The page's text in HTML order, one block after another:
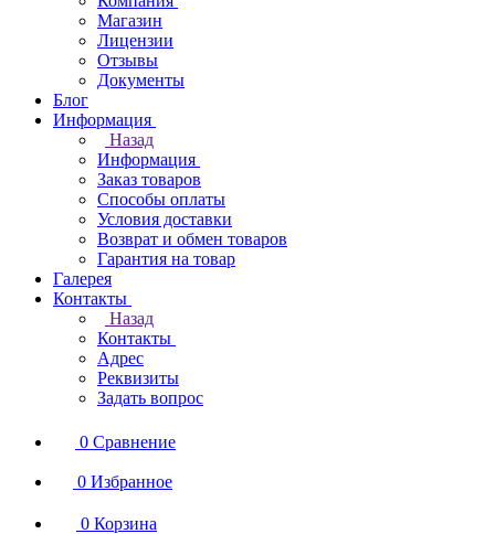
Магазин
Лицензии
Отзывы
Документы
Блог
Информация
Назад
Информация
Заказ товаров
Способы оплаты
Условия доставки
Возврат и обмен товаров
Гарантия на товар
Галерея
Контакты
Назад
Контакты
Адрес
Реквизиты
Задать вопрос
0 Сравнение
0 Избранное
0 Корзина